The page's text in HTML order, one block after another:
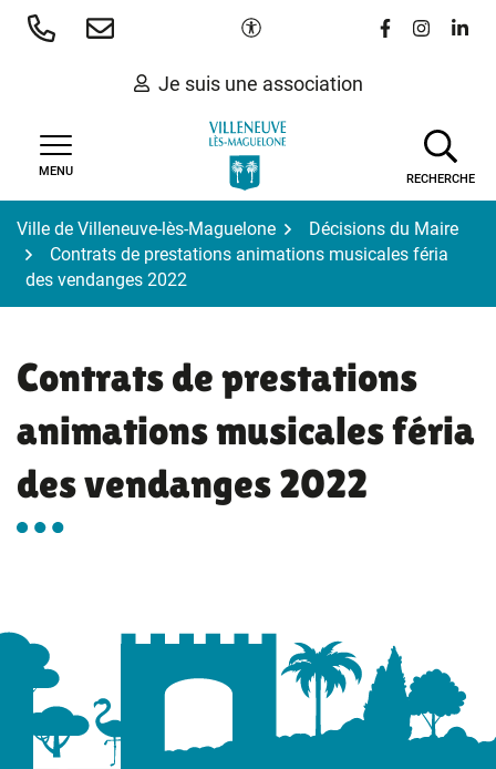
Aller
Paramètres d'accessibilité
Lien vers le
Lien vers
Lien
Je suis une association
MENU
RECHERCHE
Ville de Villeneuve-lès-Maguelone
Décisions du Maire
Contrats de prestations animations musicales féria
des vendanges 2022
Contrats de prestations
animations musicales féria
des vendanges 2022